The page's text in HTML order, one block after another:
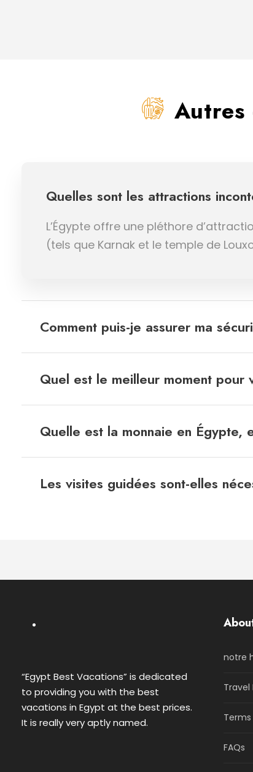
Autres
Quelles sont les attractions
L’Égypte offre une pléthore
(tels que Karnak et le temple de
Comment puis-je assurer ma
Quel est le meilleur moment pour
Quelle est la monnaie en
Les visites guidées sont-elles
“Egypt Best Vacations” is dedicated
to providing you with the best
vacations in Egypt at the best prices.
It is really very aptly named.
notre
Travel
FAQs